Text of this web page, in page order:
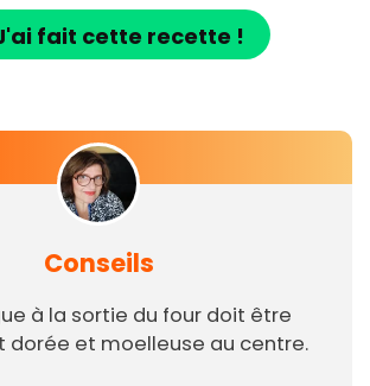
fait cette recette !
Conseils
à la sortie du four doit être
dorée et moelleuse au centre.